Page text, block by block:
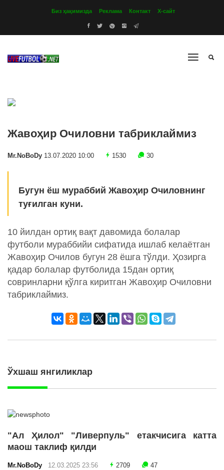
Биз ҳақимизда Реклама Контакт Х-сайт
Жавоҳир Очиловни табриклаймиз
Mr.NoBoDy 13.07.2020 10:00 1530 30
Бугун ёш мураббий Жавоҳир Очиловнинг
туғилган куни.
10 йилдан ортиқ вақт давомида болалар
футболи мураббийи сифатида ишлаб келаётган
Жавоҳир Очилов бугун 28 ёшга тўлди. Ҳозирга
қадар болалар футболида 15дан ортиқ
совринларни қўлга киритган Жавоҳир Очиловни
табриклаймиз.
Ўхшаш янгиликлар
"Ал Ҳилол" "Ливерпуль" етакчисига катта
маош таклиф қилди
Mr.NoBoDy 12.03.2025 23:56 2709 47